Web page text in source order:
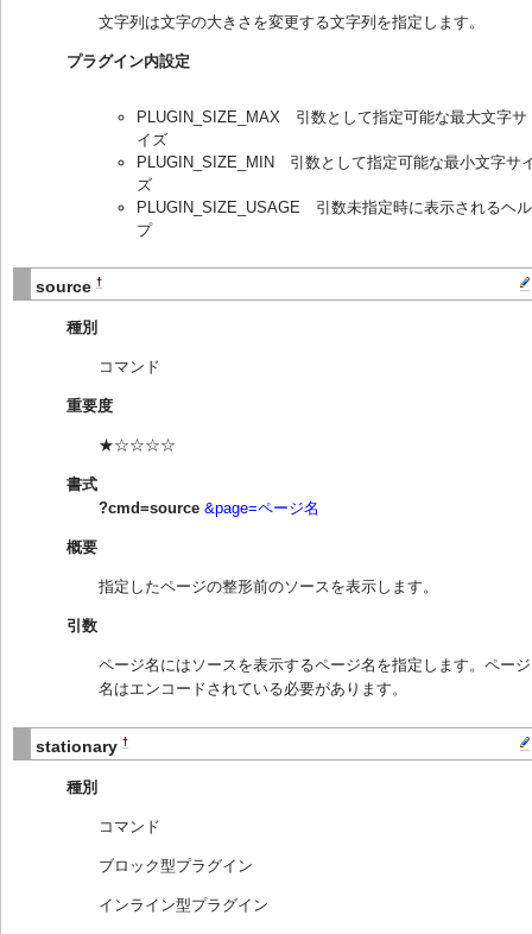
文字列は文字の大きさを変更する文字列を指定します。
プラグイン内設定
PLUGIN_SIZE_MAX 引数として指定可能な最大文字サ
イズ
PLUGIN_SIZE_MIN 引数として指定可能な最小文字サ
ズ
PLUGIN_SIZE_USAGE 引数未指定時に表示されるヘル
プ
source †
種別
コマンド
重要度
★☆☆☆☆
書式
?cmd=source &page=ページ名
概要
指定したページの整形前のソースを表示します。
引数
ページ名にはソースを表示するページ名を指定します。ページ
名はエンコードされている必要があります。
stationary †
種別
コマンド
ブロック型プラグイン
インライン型プラグイン